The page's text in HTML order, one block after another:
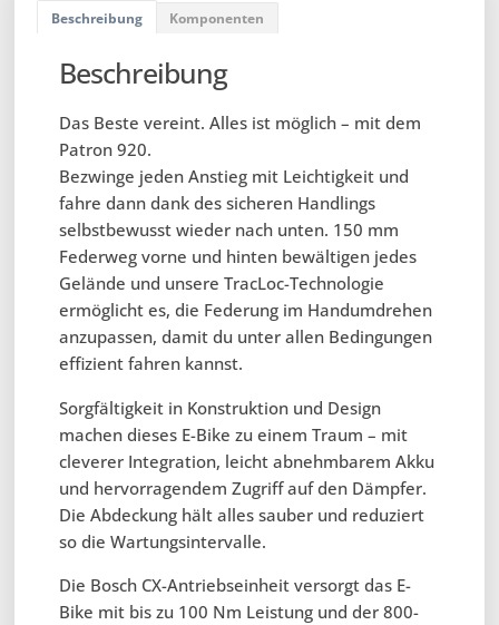
Beschreibung Komponenten
Beschreibung
Das Beste vereint. Alles ist möglich – mit dem
Patron 920.
Bezwinge jeden Anstieg mit Leichtigkeit und
fahre dann dank des sicheren Handlings
selbstbewusst wieder nach unten. 150 mm
Federweg vorne und hinten bewältigen jedes
Gelände und unsere TracLoc-Technologie
ermöglicht es, die Federung im Handumdrehen
anzupassen, damit du unter allen Bedingungen
effizient fahren kannst.
Sorgfältigkeit in Konstruktion und Design
machen dieses E-Bike zu einem Traum – mit
cleverer Integration, leicht abnehmbarem Akku
und hervorragendem Zugriff auf den Dämpfer.
Die Abdeckung hält alles sauber und reduziert
so die Wartungsintervalle.
Die Bosch CX-Antriebseinheit versorgt das E-
Bike mit bis zu 100 Nm Leistung und der 800-